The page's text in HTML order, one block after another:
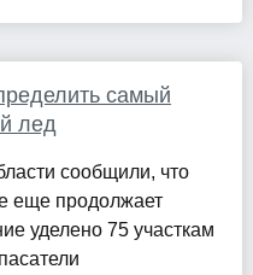
самый
лед
сообщили, что
еще продолжает
уделено 75 участкам